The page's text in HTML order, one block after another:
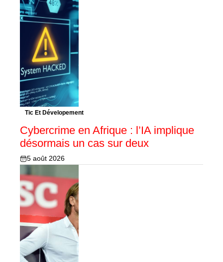
Tic Et Dévelopement
Cybercrime en Afrique : l’IA implique
désormais un cas sur deux
5 août 2026